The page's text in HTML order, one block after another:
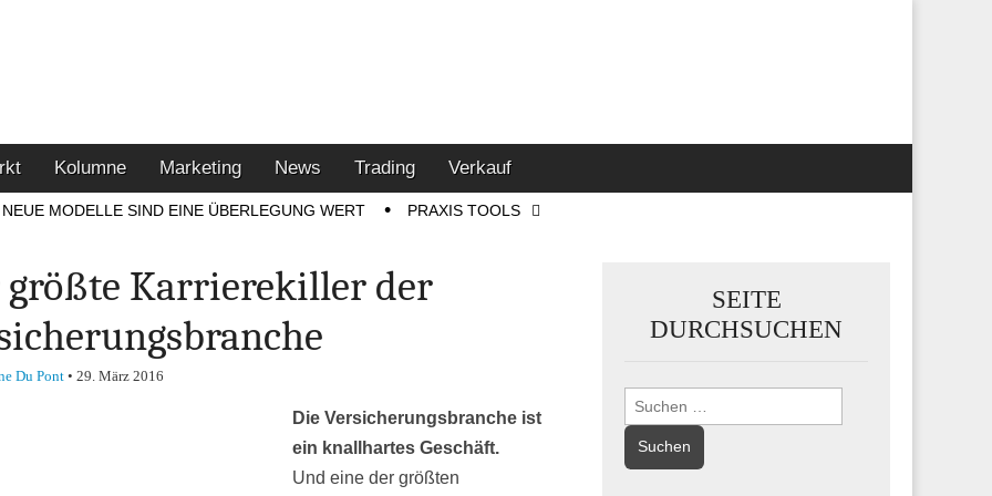
Kolumne Marketing News Trading Verkauf
NEUE MODELLE SIND EINE ÜBERLEGUNG WERT PRAXIS TOOLS
größte Karrierekiller der
Du Pont• 29. März 2016
Die Versicherungsbranche ist
ein knallhartes Geschäft.
Und eine der größten
SEITE
DURCHSUCHEN
Suchen
nach: